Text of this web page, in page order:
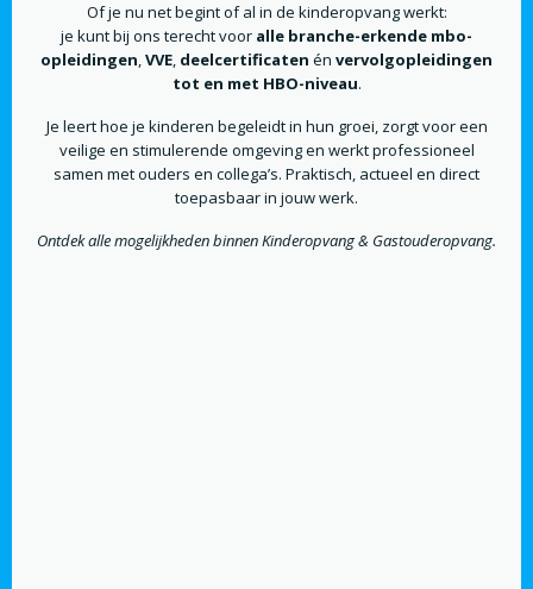
Of je nu net begint of al in de kinderopvang werkt:
je kunt bij ons terecht voor alle branche-erkende mbo-
opleidingen,VVE, deelcertificaten én vervolgopleidingen
tot en met HBO-niveau.
Je leert hoe je kinderen begeleidt in hun groei, zorgt voor een
veilige en stimulerende omgeving en werkt professioneel
samen met ouders en collega’s. Praktisch, actueel en direct
toepasbaar in jouw werk.
Ontdek alle mogelijkheden binnen Kinderopvang & Gastouderopvang.